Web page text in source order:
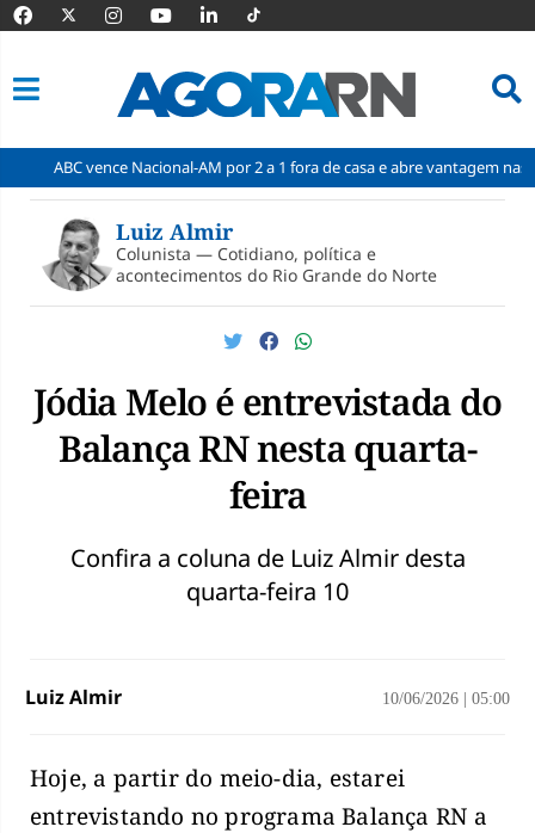
vence Nacional-AM por 2 a 1 fora de casa e abre vantagem nas quartas
Pular
conteúdo
Luiz Almir
Colunista — Cotidiano, política e
acontecimentos do Rio Grande do Norte
Jódia Melo é entrevistada do
Balança RN nesta quarta-
feira
Confira a coluna de Luiz Almir desta
quarta-feira 10
Luiz Almir 10/06/2026 05:00
Hoje, a partir do meio-dia, estarei
entrevistando no programa Balança RN a